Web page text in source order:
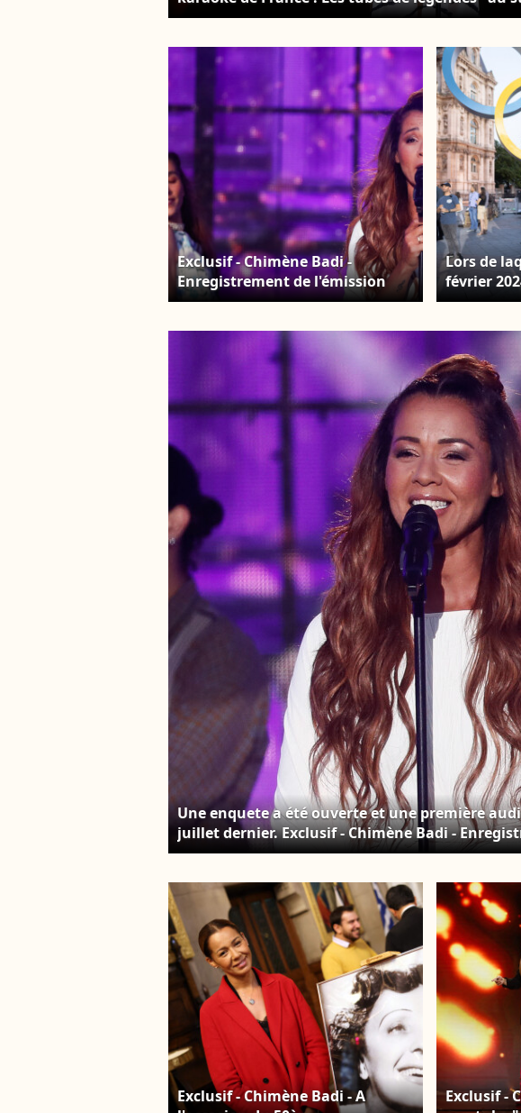
Paris, diffusée le 24 août à 21h10 sur M6 © Jack
Exclusif - Chimène Badi -
Enregistrement de l'émission
"Paris 2024 le concert
jeux" sur le parvis de l'Hôtel de
Ville de Paris, diffusée le 25
juillet sur France 2 à 21h10. Le 3
juillet 2023 © Tiziano Da Silva-
Christophe Clovis / Bestimage
Lors de
février
Chimène
"Paris
jeux" sur
Ville de
juillet sur
juillet
Une enquete a été ouverte et une première
juillet dernier. Exclusif - Chimène Badi -
"Paris 2024 le concert événement...dans un an
3 juillet 2023 © Tiziano Da Silva-Christophe
Exclusif - Chimène Badi - A
Exclusif -